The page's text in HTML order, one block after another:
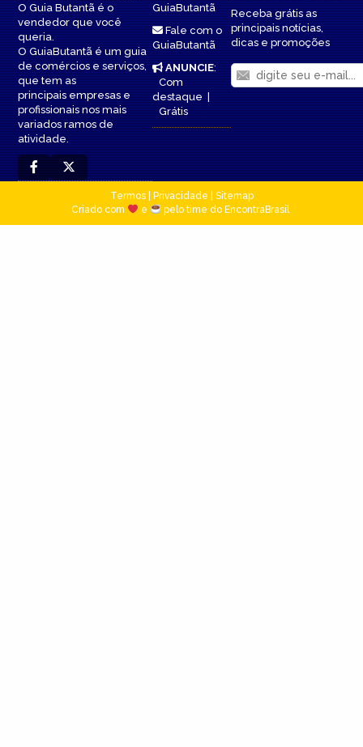
O Guia Butantã é o
vendedor que você
queria.
O GuiaButantã é um guia
de comércios e serviços,
que tem as
principais empresas e
profissionais nos mais
variados ramos de
atividade.
GuiaButantã
Fale com o
GuiaButantã
ANUNCIE:
Com
destaque|
Grátis
Receba grátis as
principais notícias,
dicas e promoções
Termos| Privacidade
Sitemap
Criado com
e pelo time do EncontraBrasil